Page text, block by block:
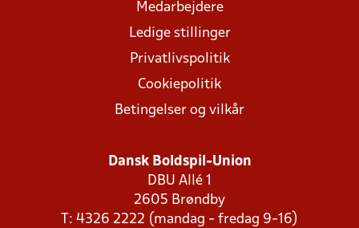
Medarbejdere
Ledige stillinger
Privatlivspolitik
Cookiepolitik
Betingelser og vilkår
Dansk Boldspil-Union
DBU Allé 1
2605 Brøndby
T: 4326 2222 (mandag - fredag 9-16)